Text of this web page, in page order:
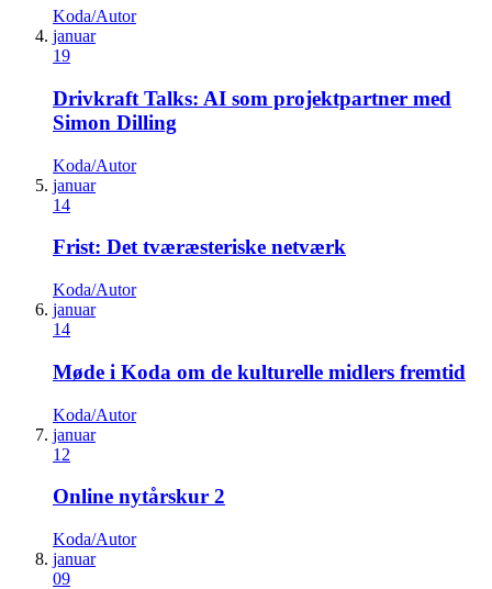
Koda/Autor
januar
19
Drivkraft Talks: AI som projektpartner med
Simon Dilling
Koda/Autor
januar
14
Frist: Det tværæsteriske netværk
Koda/Autor
januar
14
Møde i Koda om de kulturelle midlers fremtid
Koda/Autor
januar
12
Online nytårskur 2
Koda/Autor
januar
09